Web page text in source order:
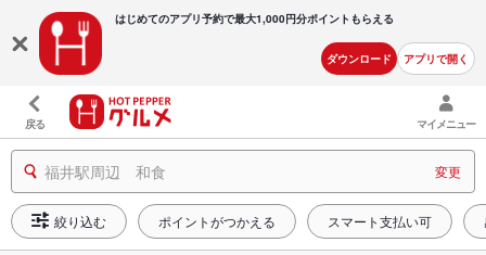
はじめてのアプリ予約で最大1,000円分ポイントもらえる
ダウンロード アプリで開く
戻る マイメニュー
福井駅周辺 和食 変更
絞り込む ポイントがつかえる スマート支払い可